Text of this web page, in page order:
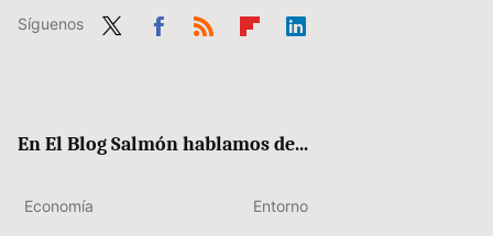
Síguenos
En El Blog Salmón hablamos de...
Economía Entorno